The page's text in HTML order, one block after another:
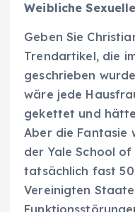
Weibliche
Geben Sie
Trendartikel, die
geschrieben
wäre jede
gekettet und
Aber die Fantasie
der Yale School
tatsächlich fast
Vereinigten